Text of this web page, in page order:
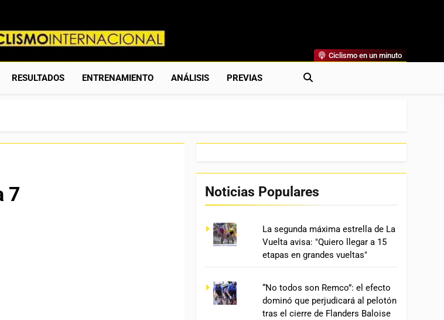
Internacional
Ciclismo Mundial. Entrevistas, Análisis, Crónicas, Previas Y Más. La Web Ciclista De Referencia.
Ciclismo en un minuto
RESULTADOS ENTRENAMIENTO ANÁLISIS PREVIAS
7 Noticias Populares
La segunda máxima estrella de La
Vuelta avisa: "Quiero llegar a 15
etapas en grandes vueltas"
“No todos son Remco”: el efecto
dominó que perjudicará al pelotón
tras el cierre de Flanders Baloise